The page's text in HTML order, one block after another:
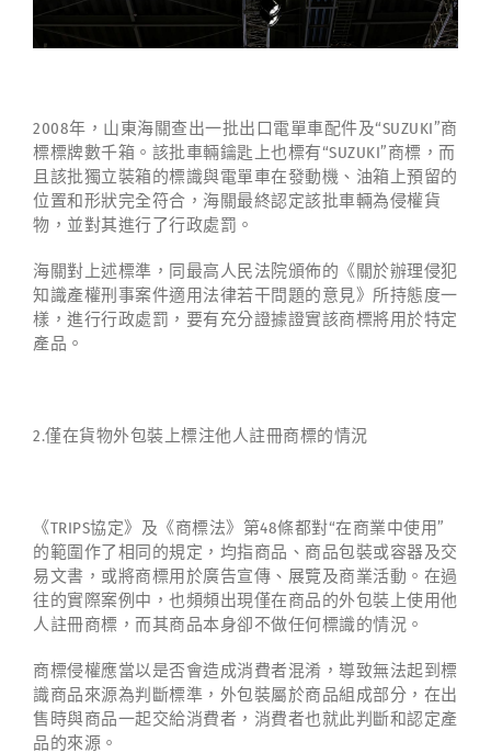
2008年，山東海關查出一批出口電單車配件及“SUZUKI”商
標標牌數千箱。該批車輛鑰匙上也標有“SUZUKI”商標，而
且該批獨立裝箱的標識與電單車在發動機、油箱上預留的
位置和形狀完全符合，海關最終認定該批車輛為侵權貨
物，並對其進行了行政處罰。
海關對上述標準，同最高人民法院頒佈的《關於辦理侵犯
知識產權刑事案件適用法律若干問題的意見》所持態度一
樣，進行行政處罰，要有充分證據證實該商標將用於特定
產品。
2.僅在貨物外包裝上標注他人註冊商標的情況
《TRIPS協定》及《商標法》第48條都對“在商業中使用”
的範圍作了相同的規定，均指商品、商品包裝或容器及交
易文書，或將商標用於廣告宣傳、展覽及商業活動。在過
往的實際案例中，也頻頻出現僅在商品的外包裝上使用他
人註冊商標，而其商品本身卻不做任何標識的情況。
商標侵權應當以是否會造成消費者混淆，導致無法起到標
識商品來源為判斷標準，外包裝屬於商品組成部分，在出
售時與商品一起交給消費者，消費者也就此判斷和認定產
品的來源。